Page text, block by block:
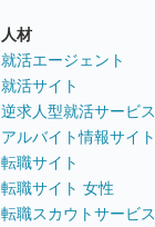
人材
就活エージェント
就活サイト
逆求人型就活サービス
アルバイト情報サイト
転職サイト
転職サイト 女性
転職スカウトサービス